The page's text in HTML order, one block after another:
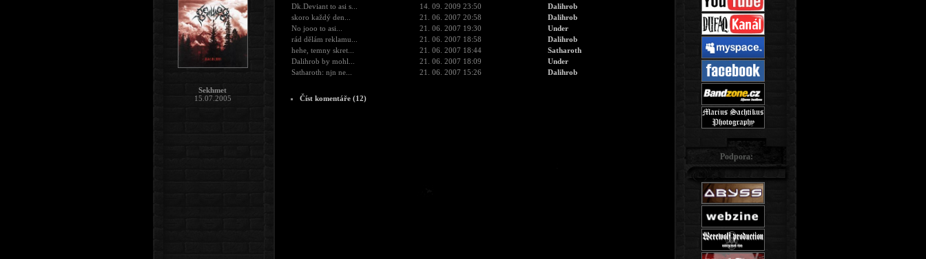
Dk.Deviant to asi s...
14. 09. 2009 23:50
Dalihrob
skoro každý den...
21. 06. 2007 20:58
Dalihrob
No jooo to asi...
21. 06. 2007 19:30
Under
rád dělám reklamu...
21. 06. 2007 18:58
Dalihrob
hehe, temny skret...
21. 06. 2007 18:44
Satharoth
Dalihrob by mohl...
21. 06. 2007 18:09
Under
Satharoth: njn ne...
21. 06. 2007 15:26 Dalihrob
Číst komentáře (12)
Sekhmet
15.07.2005
Podpora: